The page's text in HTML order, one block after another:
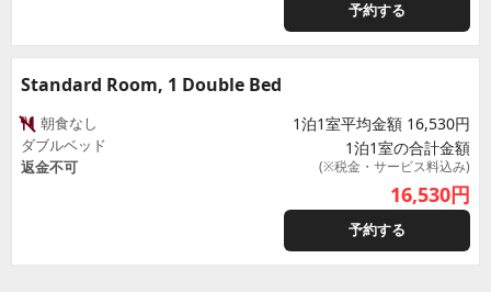
予約する
Standard Room, 1 Double Bed
朝食なし
ダブルベッド
返金不可
1泊1室平均金額 16,530円
1泊1室の合計金額
(※税金・サービス料込み)
16,530円
予約する